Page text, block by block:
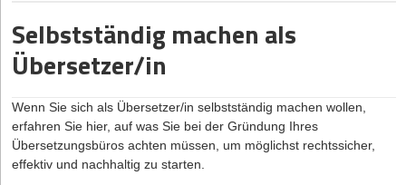
Strukturen helfen, auch größere Aufträge effizient umzusetzen.
Fazit: Schritt für Schritt zum eigenen Catering-Unternehmen
Die Gründung eines Catering-Unternehmens ist eine
vielschichtige Herausforderung – von der Konzeption über
rechtliche Aspekte bis hin zu praktischer Umsetzung und
Kundenakquise. Mit einer klaren Positionierung, strukturiertem
Vorgehen und hoher Qualitätsorientierung lassen sich die Hürden
individuellen Fragen und Anliegen der Kunden einzugehen. Eine
klare und einfühlsame Kommunikation schafft Transparenz und
stärkt das Vertrauen in Ihre Expertise als Berater.
Empathie spielt ebenfalls eine zentrale Rolle beim Aufbau von
Vertrauen. Als Kreditberater sollten Sie sich in die Lage Ihrer
Kunden versetzen können und Verständnis für deren finanzielle
Situation und Ziele zeigen. Durch einen respektvollen und
wertschätzenden Umgang fühlen sich Ihre Kunden ernst
Webprojekte
Change-Projekte
Business Modelling
Digitale Transformation
Bildungseinrichtungen
Selbstständig machen als
Übersetzer/in
Wenn Sie sich als Übersetzer/in selbstständig machen wollen,
erfahren Sie hier, auf was Sie bei der Gründung Ihres
Übersetzungsbüros achten müssen, um möglichst rechtssicher,
effektiv und nachhaltig zu starten.